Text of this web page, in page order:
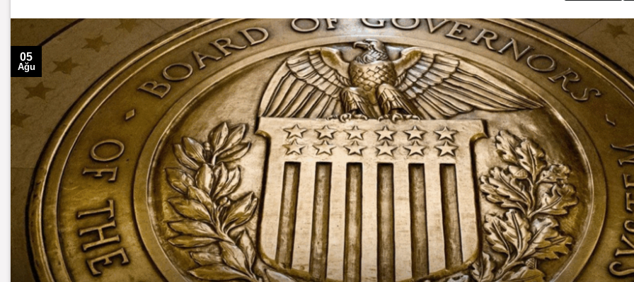
05
Ağu